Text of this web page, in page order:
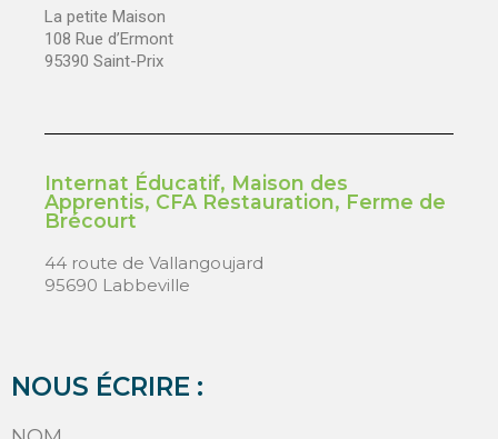
La petite Maison
108 Rue d’Ermont
95390 Saint-Prix
Internat Éducatif, Maison des
Apprentis, CFA Restauration, Ferme de
Brécourt
44 route de Vallangoujard
95690 Labbeville
NOUS ÉCRIRE :